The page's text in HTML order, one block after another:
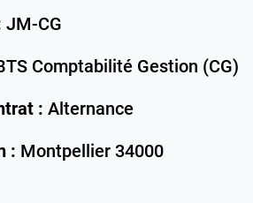
JM-CG
Comptabilité Gestion (CG)
: Alternance
: Montpellier 34000